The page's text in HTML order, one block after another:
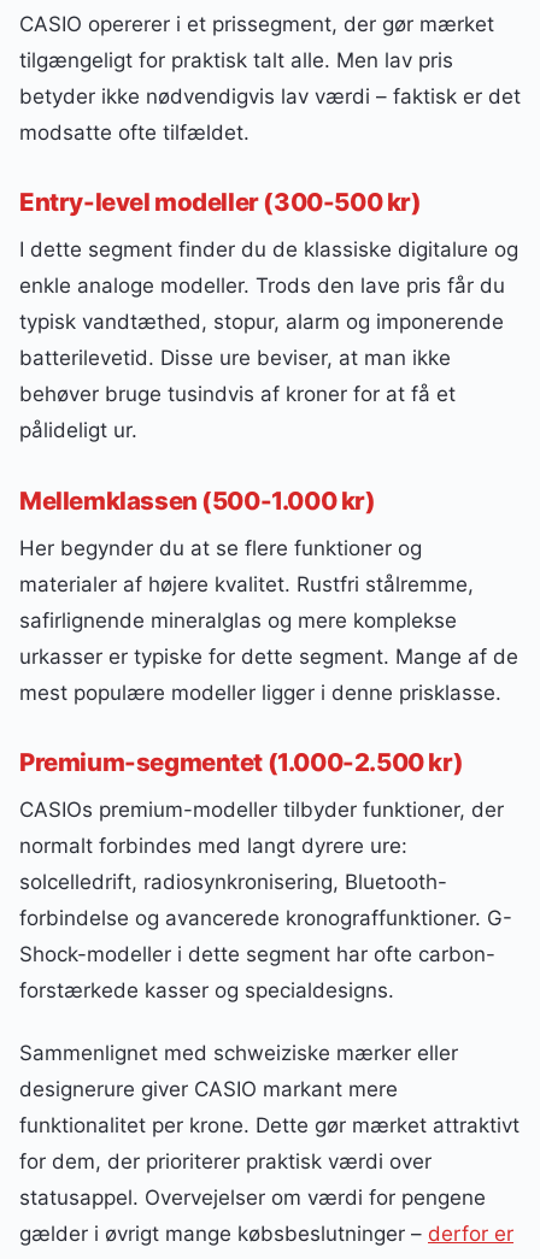
CASIO opererer i et prissegment, der gør mærket
tilgængeligt for praktisk talt alle. Men lav pris
betyder ikke nødvendigvis lav værdi – faktisk er det
modsatte ofte tilfældet.
Entry-level modeller (300-500 kr)
I dette segment finder du de klassiske digitalure og
enkle analoge modeller. Trods den lave pris får du
typisk vandtæthed, stopur, alarm og imponerende
batterilevetid. Disse ure beviser, at man ikke
behøver bruge tusindvis af kroner for at få et
pålideligt ur.
Mellemklassen (500-1.000 kr)
Her begynder du at se flere funktioner og
materialer af højere kvalitet. Rustfri stålremme,
safirlignende mineralglas og mere komplekse
urkasser er typiske for dette segment. Mange af de
mest populære modeller ligger i denne prisklasse.
Premium-segmentet (1.000-2.500 kr)
CASIOs premium-modeller tilbyder funktioner, der
normalt forbindes med langt dyrere ure:
solcelledrift, radiosynkronisering, Bluetooth-
forbindelse og avancerede kronograffunktioner. G-
Shock-modeller i dette segment har ofte carbon-
forstærkede kasser og specialdesigns.
Sammenlignet med schweiziske mærker eller
designerure giver CASIO markant mere
funktionalitet per krone. Dette gør mærket attraktivt
for dem, der prioriterer praktisk værdi over
statusappel. Overvejelser om værdi for pengene
gælder i øvrigt mange købsbeslutninger – derfor er